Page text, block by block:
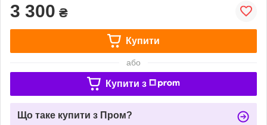
3 300 ₴
Купити
або
Купити з
Що таке купити з Пром?